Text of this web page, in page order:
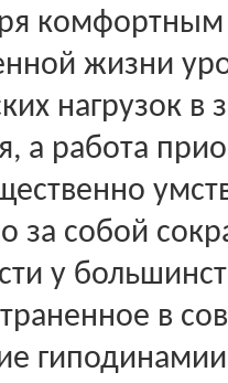
жизни
нагрузок в
а работа
за собой
у
в